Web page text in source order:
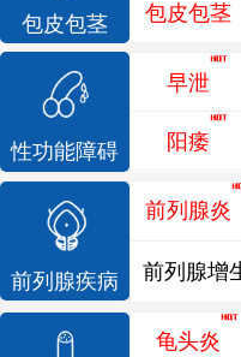
包皮包茎 包皮包茎
性功能障碍
早泄
阳痿
前列腺疾病
前列腺炎
前列腺增
龟头炎